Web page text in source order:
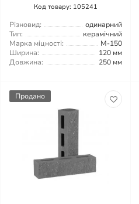
Код товару: 105241
Різновид:
одинарний
Тип:
керамічний
Марка міцності:
М-150
Ширина:
120 мм
Довжина:
250 мм
Продано